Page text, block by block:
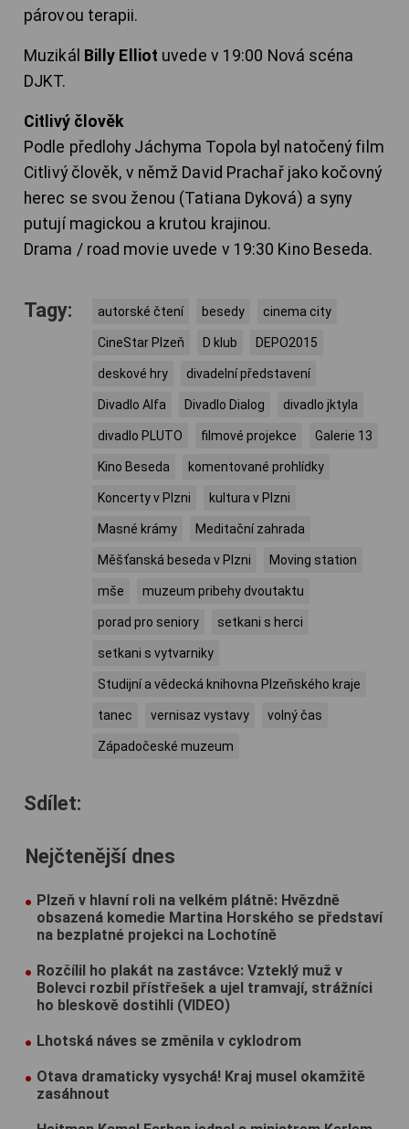
párovou terapii.
Muzikál Billy Elliot uvede v 19:00 Nová scéna
DJKT.
Citlivý člověk
Podle předlohy Jáchyma Topola byl natočený film
Citlivý člověk, v němž David Prachař jako kočovný
herec se svou ženou (Tatiana Dyková) a syny
putují magickou a krutou krajinou.
Drama / road movie uvede v 19:30 Kino Beseda.
Tagy: autorské čtení besedy cinema city
CineStar Plzeň D klub DEPO2015
deskové hry divadelní představení
Divadlo Alfa Divadlo Dialog divadlo jktyla
divadlo PLUTO filmové projekce Galerie 13
Kino Beseda komentované prohlídky
Koncerty v Plzni kultura v Plzni
Masné krámy Meditační zahrada
Měšťanská beseda v Plzni Moving station
mše muzeum pribehy dvoutaktu
porad pro seniory setkani s herci
setkani s vytvarniky
Studijní a vědecká knihovna Plzeňského kraje
tanec vernisaz vystavy volný čas
Západočeské muzeum
Sdílet:
Nejčtenější dnes
Plzeň v hlavní roli na velkém plátně: Hvězdně
obsazená komedie Martina Horského se představí
na bezplatné projekci na Lochotíně
Rozčílil ho plakát na zastávce: Vzteklý muž v
Bolevci rozbil přístřešek a ujel tramvají, strážníci
ho bleskově dostihli (VIDEO)
Lhotská náves se změnila v cyklodrom
Otava dramaticky vysychá! Kraj musel okamžitě
zasáhnout